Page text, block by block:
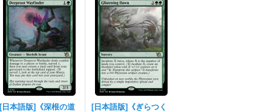
[日本語版]《深根の道
[日本語版]《ぎらつく